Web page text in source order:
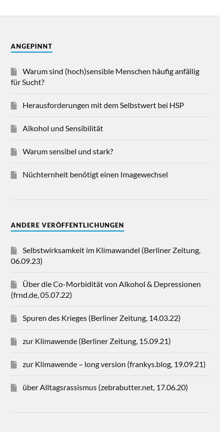
ANGEPINNT
Warum sind (hoch)sensible Menschen häufig anfällig
für Sucht?
Herausforderungen mit dem Selbstwert bei HSP
Alkohol und Sensibilität
Warum sensibel und stark?
Nüchternheit benötigt einen Imagewechsel
ANDERE VERÖFFENTLICHUNGEN
Selbstwirksamkeit im Klimawandel (Berliner Zeitung,
06.09.23)
Über die Co-Morbidität von Alkohol & Depressionen
(frnd.de, 05.07.22)
Spuren des Krieges (Berliner Zeitung, 14.03.22)
zur Klimawende (Berliner Zeitung, 15.09.21)
zur Klimawende – long version (frankys.blog, 19.09.21)
über Alltagsrassismus (zebrabutter.net, 17.06.20)